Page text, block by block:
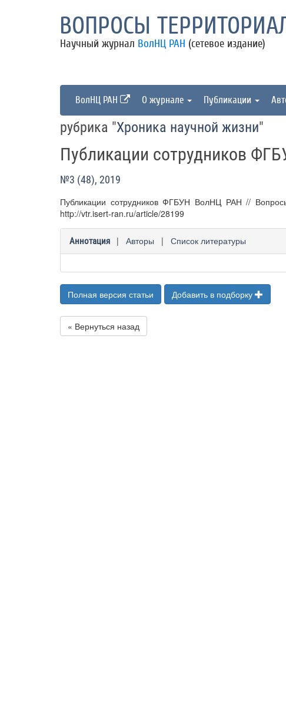
ВОПРОСЫ
Научный журнал ВолНЦ РАН (сетевое издание)
ВолНЦ РАН О журнале Публикации
рубрика "Хроника научной жизни"
Публикации сотрудников
№3 (48), 2019
Публикации сотрудников ФГБУН ВолНЦ РАН //
http://vtr.isert-ran.ru/article/28199
Аннотация | Авторы | Список литературы
Полная версия статьи Добавить в подборку
« Вернуться назад